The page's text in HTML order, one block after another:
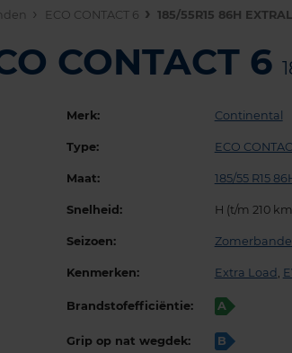
ECO CONTACT 6 185/55R15 86H
CONTACT 6
Merk: Continental
Type: ECO
Maat: 185/55 R15
Snelheid: H (t/m 210
Seizoen:
Kenmerken: Extra Load ,
Brandstofefficiëntie: A
Grip op nat wegdek: B